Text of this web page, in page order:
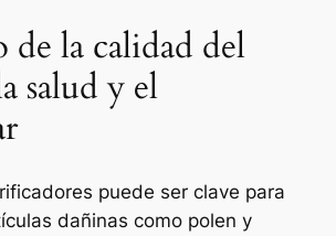
de la calidad del
salud y el
puede ser clave para
dañinas como polen y